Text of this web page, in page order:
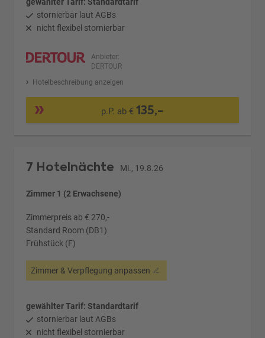
stornierbar laut AGBs
nicht flexibel stornierbar
Anbieter:
DERTOUR
Hotelbeschreibung anzeigen
p.P. ab €135,-
7 Hotelnächte Mi., 19.8.26
Zimmer 1 (2 Erwachsene)
Zimmerpreis ab € 270,-
Standard Room (DB1)
Frühstück (F)
Zimmer & Verpflegung anpassen
gewählter Tarif: Standardtarif
stornierbar laut AGBs
nicht flexibel stornierbar